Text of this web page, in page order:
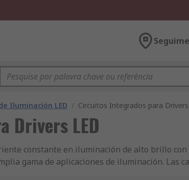
Iluminación LED / Circuitos Integrados para
Drivers LED
constante en iluminación de alto brillo
gama de aplicaciones de iluminación. Las